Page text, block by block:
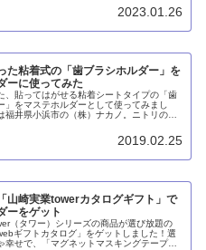
切り心地も悪くないと思います。2023.01.26
た粘着式の「歯ブラシホルダー」を
ーに使ってみた
、貼ってはがせる粘着シートタイプの「歯
」をマステホルダーとして使ってみまし
福井県小浜市の（株）ナカノ。ニトリのシ
てコスパが良いと思います。2019.02.25
山崎実業towerカタログギフト」で
ーをゲット
（タワー）シリーズの商品が選び放題の
ギフトカタログ」をゲットしました！選
幸せで、「マグネットマスキングテープホ